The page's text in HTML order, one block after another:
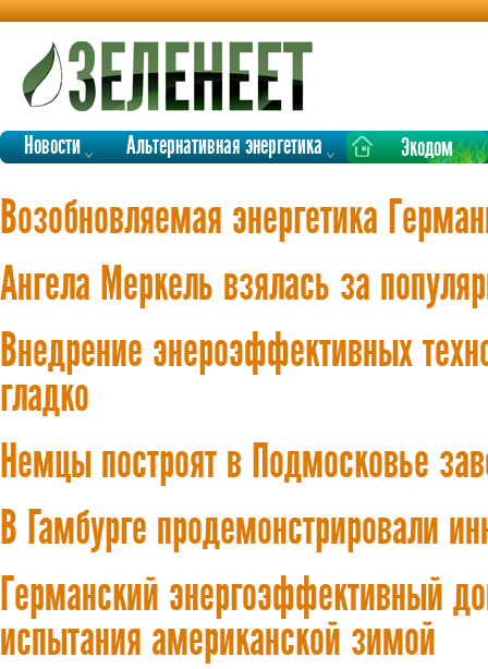
Новости Альтернативная энергетика Экодом
Возобновляемая энергетика
Ангела Меркель взялась за
Внедрение энероэффективных
гладко
Немцы построят в Подмосковье
В Гамбурге продемонстрировали
Германский энергоэффективный
испытания американской зимой